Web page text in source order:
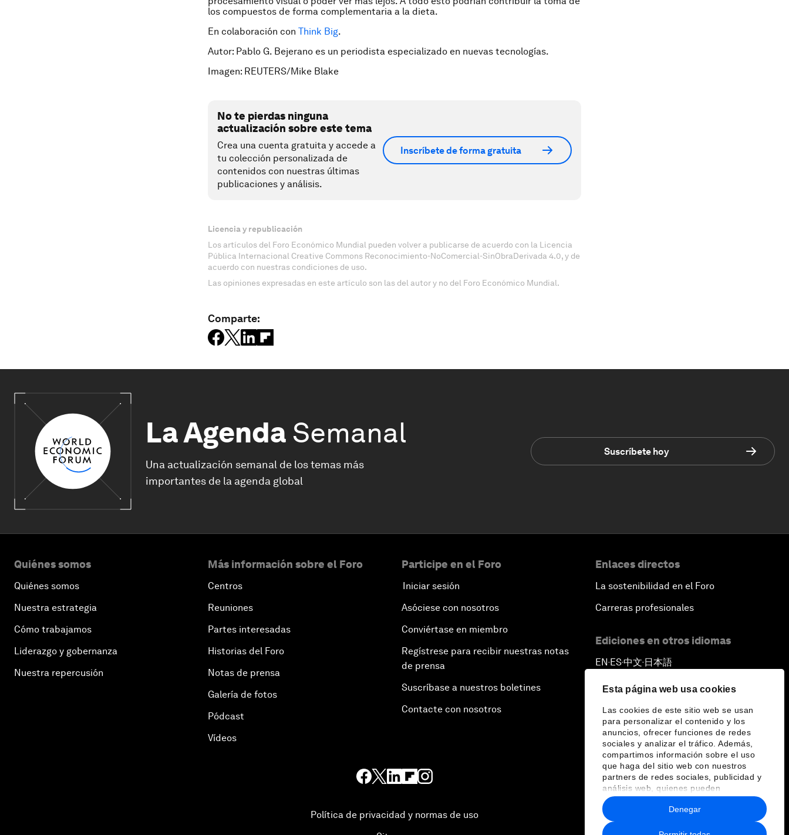
Esta página web usa cookies
Las cookies de este sitio web se usan
para personalizar el contenido y los
anuncios, ofrecer funciones de redes
sociales y analizar el tráfico. Además,
compartimos información sobre el uso
que haga del sitio web con nuestros
partners de redes sociales, publicidad y
análisis web, quienes pueden
combinarla con otra información que les
haya proporcionado o que hayan
recopilado a partir del uso que haya
hecho de sus servicios.
Denegar
los compuestos de forma complementaria a la dieta.
En colaboración con Think Big.
Autor: Pablo G. Bejerano es un periodista especializado en nuevas tecnologías.
Imagen: REUTERS/Mike Blake
No te pierdas ninguna
actualización sobre este tema
Crea una cuenta gratuita y accede a
tu colección personalizada de
contenidos con nuestras últimas
publicaciones y análisis.
Inscríbete de forma gratuita
Licencia y republicación
Los artículos del Foro Económico Mundial pueden volver a publicarse de acuerdo con la Licencia
Pública Internacional Creative Commons Reconocimiento-NoComercial-SinObraDerivada 4.0, y de
acuerdo con nuestras condiciones de uso.
Las opiniones expresadas en este artículo son las del autor y no del Foro Económico Mundial.
Comparte:
La Agenda Semanal
Una actualización semanal de los temas más
importantes de la agenda global
Suscríbete hoy
Quiénes somos
Quiénes somos
Nuestra estrategia
Cómo trabajamos
Liderazgo y gobernanza
Nuestra repercusión
Más información sobre el Foro
Centros
Reuniones
Partes interesadas
Historias del Foro
Notas de prensa
Galería de fotos
Pódcast
Vídeos
Participe en el Foro
Iniciar sesión
Asóciese con nosotros
Conviértase en miembro
Regístrese para recibir nuestras notas
de prensa
Suscríbase a nuestros boletines
Contacte con nosotros
Enlaces directos
La sostenibilidad en el Foro
Carreras profesionales
Ediciones en otros idiomas
EN ▪ES▪中文▪ 日本語
Política de privacidad y normas de uso